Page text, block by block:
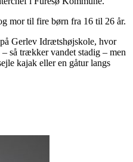
mor til fire børn fra 16 til 26 år.
Gerlev Idrætshøjskole, hvor
så trækker vandet stadig – men
kajak eller en gåtur langs